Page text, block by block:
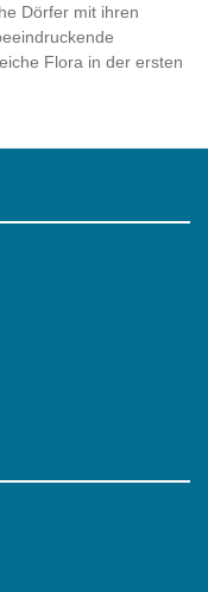
Dörfer mit ihren
Flora in der ersten